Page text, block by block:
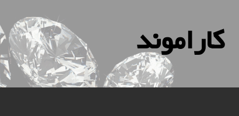
كاراموند